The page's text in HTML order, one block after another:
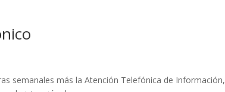
más la Atención Telefónica de Información,